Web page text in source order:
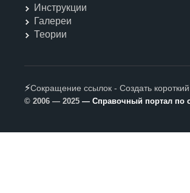
Инструкции
Галереи
Теории
⚡Сокращение ссылок - Создать короткий
© 2006 — 2025 — Справочный портал по